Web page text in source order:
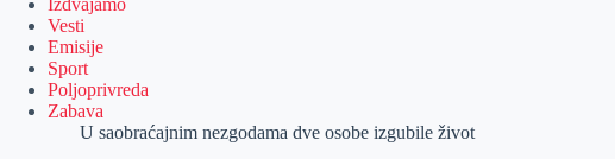
Izdvajamo
Vesti
Emisije
Sport
Poljoprivreda
Zabava
U saobraćajnim nezgodama dve osobe izgubile život